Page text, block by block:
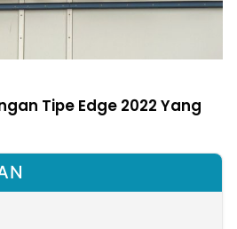
Tipe Edge 2022 Yang